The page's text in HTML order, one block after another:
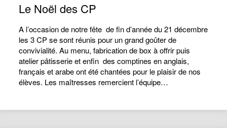
Le Noël des CP
A l’occasion de notre fête de fin d’année du 21 décembre
les 3 CP se sont réunis pour un grand goûter de
convivialité. Au menu, fabrication de box à offrir puis
atelier pâtisserie et enfin des comptines en anglais,
français et arabe ont été chantées pour le plaisir de nos
élèves. Les maîtresses remercient l’équipe…